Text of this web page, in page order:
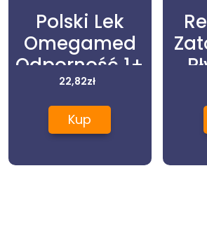
Polski Lek
Omegamed
Odporność 1+
Syrop W
Butelce 140ml
22,82zł
Kup